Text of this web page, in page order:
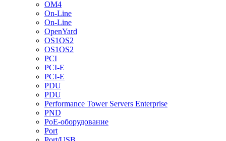
OM4
On-Line
On-Line
OpenYard
OS1OS2
OS1OS2
PCI
PCI-E
PCI-E
PDU
PDU
Performance Tower Servers Enterprise
PND
PoE-оборудование
Port